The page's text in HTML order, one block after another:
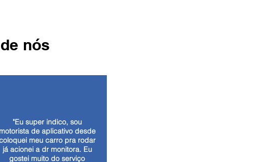
nós
"Eu super indico, sou
motorista de aplicativo desde
meu carro pra rodar
já acionei a dr monitora. Eu
gostei muito do serviço